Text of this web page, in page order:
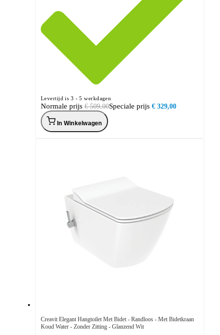
Levertijd is 3 - 5 werkdagen
Speciale prijs € 329,00
Normale prijs € 509,00
In Winkelwagen
Creavit Elegant Hangtoilet Met Bidet - Randloos - Met Bidetkraan
Koud Water - Zonder Zitting - Glanzend Wit